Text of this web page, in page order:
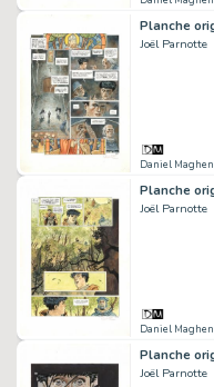
Joël Parnotte
Daniel Maghen
Joël Parnotte
Daniel Maghen
Joël Parnotte